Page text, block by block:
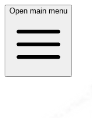
Open main menu